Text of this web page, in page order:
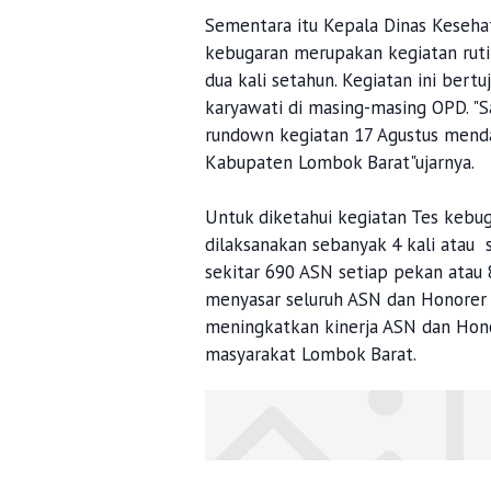
Sementara itu Kepala Dinas
kebugaran merupakan kegiatan
dua kali setahun. Kegiatan ini
karyawati di masing-masing OPD.
rundown kegiatan 17 Agustus
Kabupaten Lombok Barat"ujarnya.
Untuk diketahui kegiatan Tes
dilaksanakan sebanyak 4 kali atau
sekitar 690 ASN setiap pekan atau
menyasar seluruh ASN dan
meningkatkan kinerja ASN dan
masyarakat Lombok Barat.